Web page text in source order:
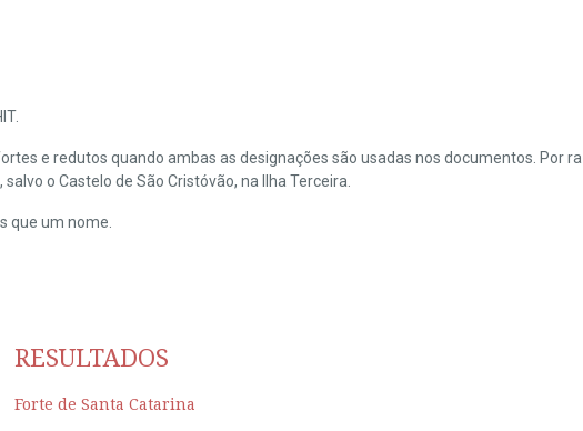
e redutos quando ambas as designações são usadas nos documentos. Por
o Castelo de São Cristóvão, na Ilha Terceira.
que um nome.
RESULTADOS
Forte de Santa Catarina